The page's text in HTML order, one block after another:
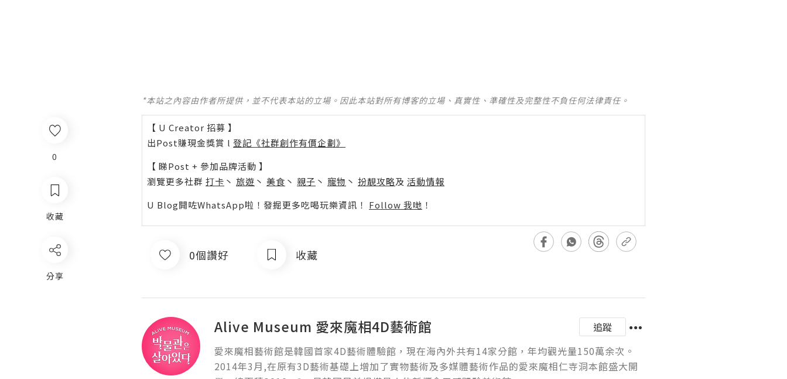
0
收藏
分享
*本站之內容由作者所提供，並不代表本站的立場。因此本站對所有博客的立場、真實性、準確性及完整性不負任何法律責任。
【 U Creator 招募 】
出Post賺現金獎賞 l 登記《社群創作有價企劃》
【 睇Post + 參加品牌活動 】
瀏覽更多社群 打卡 丶 旅遊 丶 美食 丶 親子 丶 寵物 丶 扮靚攻略及 活動情報
U Blog開咗WhatsApp啦！發掘更多吃喝玩樂資訊！ Follow 我哋 ！
0個讚好 收藏
Alive Museum 愛來魔相4D藝術館
追蹤
愛來魔相藝術館是韓國首家4D藝術體驗館，現在海內外共有14家分館，年均觀光量150萬余次。
2014年3月,在原有3D藝術基礎上增加了實物藝術及多媒體藝術作品的愛來魔相仁寺洞本館盛大開